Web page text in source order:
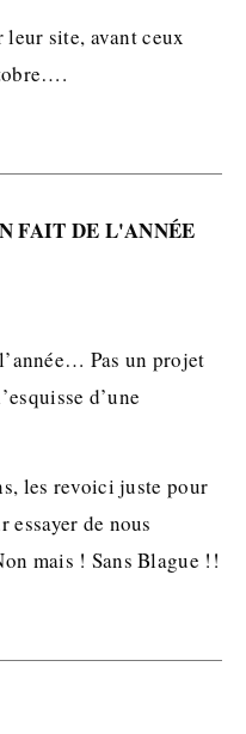
site, avant ceux
FAIT DE L'ANNÉE
Pas un projet
d’une
les revoici juste pour
de nous
mais ! Sans Blague !!